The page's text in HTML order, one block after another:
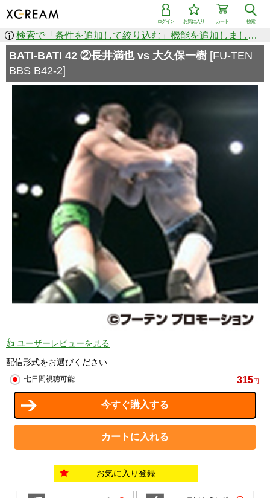
検索
カート
お気に入り
ログイン
検索で「条件を追加して絞り込む」機能を追加しました！
BATI-BATI 42 ②長井満也 vs 大久保一樹 [FU-TEN
BBS B42-2]
👍 ユーザーレビューを見る
配信形式をお選びください
七日間視聴可能 315円
お気に入り登録